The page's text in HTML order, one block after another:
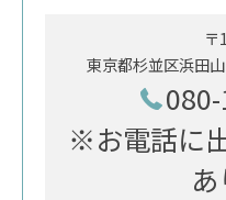
〒
東京都杉並区浜田
※お電話に